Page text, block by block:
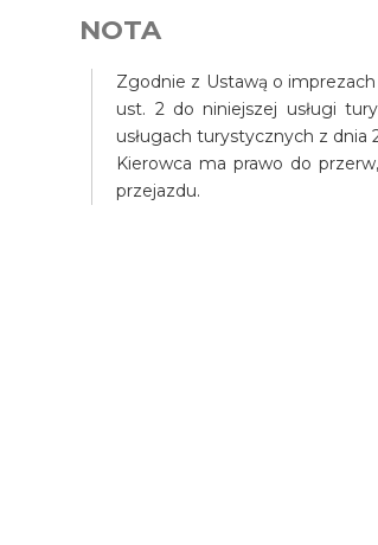
NOTA
Zgodnie z Ustawą o
ust. 2 do niniejszej usługi
usługach turystycznych z dnia
Kierowca ma prawo do
przejazdu.